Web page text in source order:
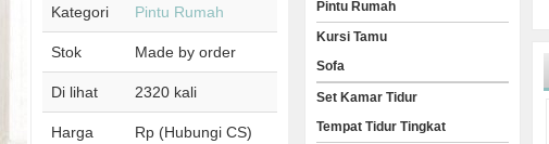
Kategori Pintu Rumah
Stok Made by order
Di lihat 2320 kali
Harga Rp (Hubungi CS)
Pintu Rumah
Kursi Tamu
Sofa
Set Kamar Tidur
Tempat Tidur Tingkat